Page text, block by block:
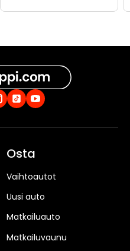
Osta
Vaihtoautot
Uusi auto
Matkailuauto
Matkailuvaunu